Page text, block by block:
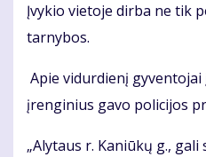
Įvykio vietoje dirba ne tik
tarnybos.
Apie vidurdienį
įrenginius gavo policijos
„Alytaus r. Kaniūkų g.,